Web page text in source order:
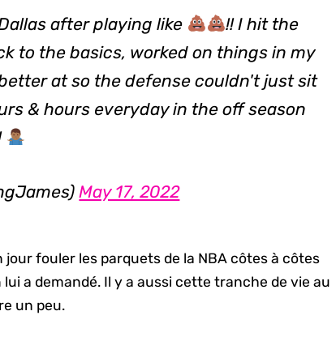
after playing like
!! I hit the
to the basics, worked on things in my
at so the defense couldn't just sit
& hours everyday in the off season
May 17, 2022
jour fouler les parquets de la NBA côtes à côtes
a demandé. Il y a aussi cette tranche de vie au
un peu.